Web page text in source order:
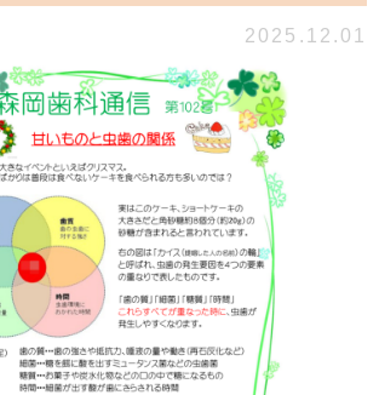
2025.12.01